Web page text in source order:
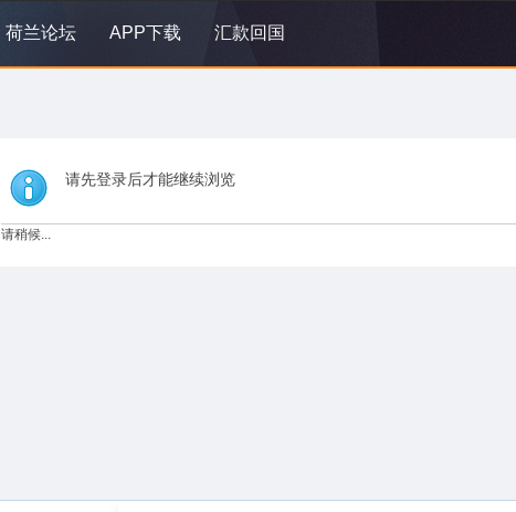
荷兰论坛 APP下载 汇款回国
请先登录后才能继续浏览
请稍候...